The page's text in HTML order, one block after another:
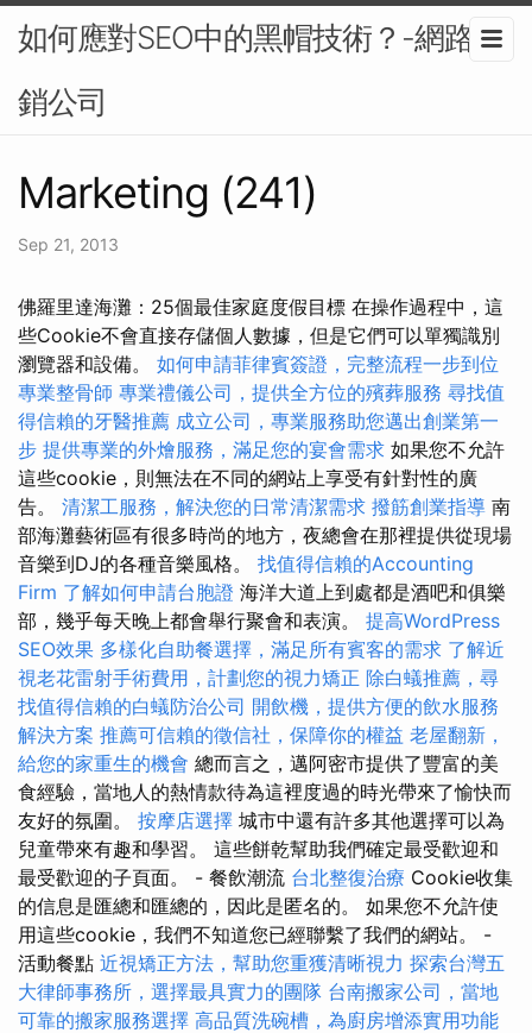
如何應對SEO中的黑帽技術？-網路行
銷公司
Marketing (241)
Sep 21, 2013
佛羅里達海灘：25個最佳家庭度假目標 在操作過程中，這
些Cookie不會直接存儲個人數據，但是它們可以單獨識別
瀏覽器和設備。 如何申請菲律賓簽證，完整流程一步到位
專業整骨師 專業禮儀公司，提供全方位的殯葬服務 尋找值
得信賴的牙醫推薦 成立公司，專業服務助您邁出創業第一
步 提供專業的外燴服務，滿足您的宴會需求 如果您不允許
這些cookie，則無法在不同的網站上享受有針對性的廣
告。 清潔工服務，解決您的日常清潔需求 撥筋創業指導 南
部海灘藝術區有很多時尚的地方，夜總會在那裡提供從現場
音樂到DJ的各種音樂風格。 找值得信賴的Accounting
Firm 了解如何申請台胞證 海洋大道上到處都是酒吧和俱樂
部，幾乎每天晚上都會舉行聚會和表演。 提高WordPress
SEO效果 多樣化自助餐選擇，滿足所有賓客的需求 了解近
視老花雷射手術費用，計劃您的視力矯正 除白蟻推薦，尋
找值得信賴的白蟻防治公司 開飲機，提供方便的飲水服務
解決方案 推薦可信賴的徵信社，保障你的權益 老屋翻新，
給您的家重生的機會 總而言之，邁阿密市提供了豐富的美
食經驗，當地人的熱情款待為這裡度過的時光帶來了愉快而
友好的氛圍。 按摩店選擇 城市中還有許多其他選擇可以為
兒童帶來有趣和學習。 這些餅乾幫助我們確定最受歡迎和
最受歡迎的子頁面。 - 餐飲潮流 台北整復治療 Cookie收集
的信息是匯總和匯總的，因此是匿名的。 如果您不允許使
用這些cookie，我們不知道您已經聯繫了我們的網站。 -
活動餐點 近視矯正方法，幫助您重獲清晰視力 探索台灣五
大律師事務所，選擇最具實力的團隊 台南搬家公司，當地
可靠的搬家服務選擇 高品質洗碗槽，為廚房增添實用功能